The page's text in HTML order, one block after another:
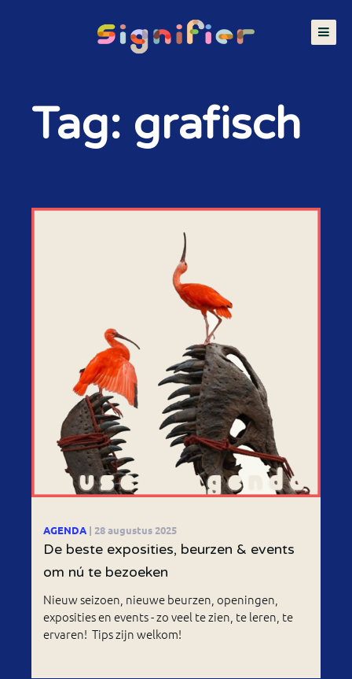
Tag: grafisch
AGENDA | 28 augustus 2025
De beste exposities, beurzen & events
om nú te bezoeken
Nieuw seizoen, nieuwe beurzen, openingen,
exposities en events - zo veel te zien, te leren, te
ervaren! Tips zijn welkom!